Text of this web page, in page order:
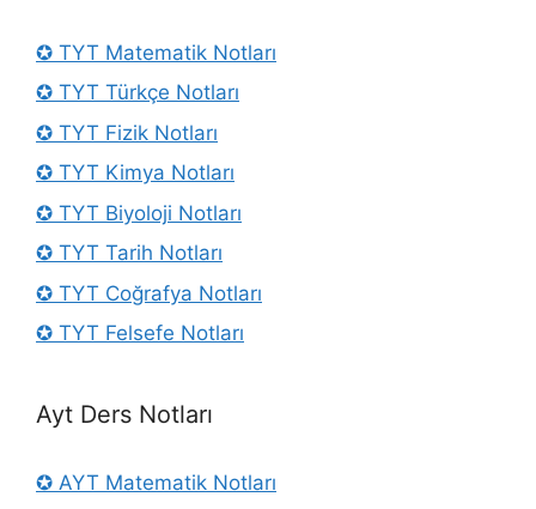
✪ TYT Matematik Notları
✪ TYT Türkçe Notları
✪ TYT Fizik Notları
✪ TYT Kimya Notları
✪ TYT Biyoloji Notları
✪ TYT Tarih Notları
✪ TYT Coğrafya Notları
✪ TYT Felsefe Notları
Ayt Ders Notları
✪ AYT Matematik Notları